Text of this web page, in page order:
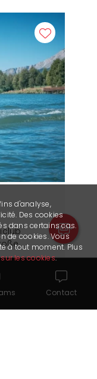
Contact
d'analyse,
Des cookies
dans certains cas.
de cookies. Vous
à tout moment. Plus
les cookies.